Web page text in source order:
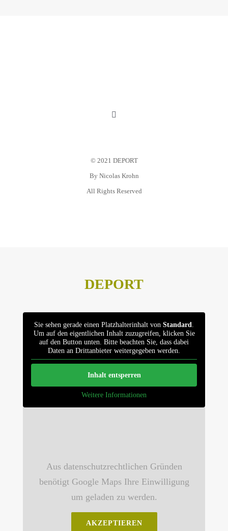
Toggle
© 2021 DEPORT
By Nicolas Krohn
All Rights Reserved
DEPORT
Sie sehen gerade einen Platzhalterinhalt von Standard
Um auf den eigentlichen Inhalt zuzugreifen, klicken Sie
auf den Button unten. Bitte beachten Sie, dass dabei
Daten an Drittanbieter weitergegeben werden.
Inhalt entsperren
Weitere Informationen
Aus datenschutzrechtlichen Gründen
benötigt Google Maps Ihre Einwilligung
um geladen zu werden.
AKZEPTIEREN